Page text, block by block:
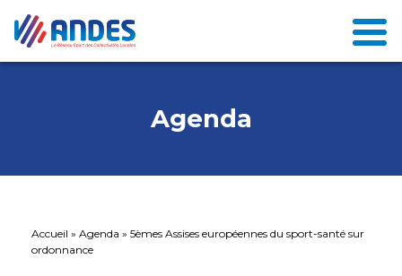
Agenda
Accueil » Agenda » 5èmes Assises européennes du sport-santé sur
ordonnance